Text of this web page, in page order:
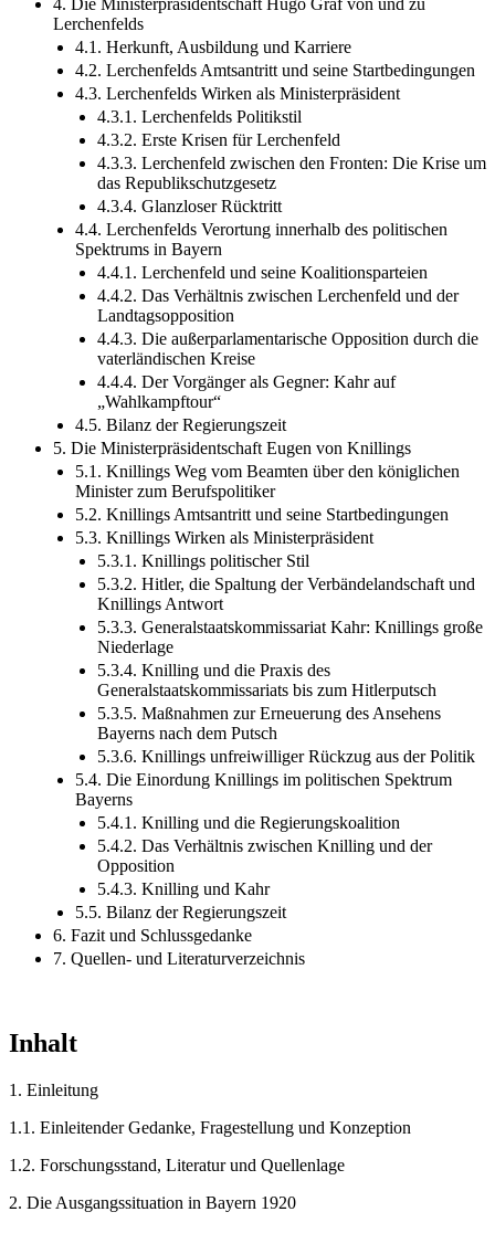
4. Die Ministerpräsidentschaft Hugo Graf von und zu
Lerchenfelds
4.1. Herkunft, Ausbildung und Karriere
4.2. Lerchenfelds Amtsantritt und seine Startbedingungen
4.3. Lerchenfelds Wirken als Ministerpräsident
4.3.1. Lerchenfelds Politikstil
4.3.2. Erste Krisen für Lerchenfeld
4.3.3. Lerchenfeld zwischen den Fronten: Die Krise um
das Republikschutzgesetz
4.3.4. Glanzloser Rücktritt
4.4. Lerchenfelds Verortung innerhalb des politischen
Spektrums in Bayern
4.4.1. Lerchenfeld und seine Koalitionsparteien
4.4.2. Das Verhältnis zwischen Lerchenfeld und der
Landtagsopposition
4.4.3. Die außerparlamentarische Opposition durch die
vaterländischen Kreise
4.4.4. Der Vorgänger als Gegner: Kahr auf
„Wahlkampftour“
4.5. Bilanz der Regierungszeit
5. Die Ministerpräsidentschaft Eugen von Knillings
5.1. Knillings Weg vom Beamten über den königlichen
Minister zum Berufspolitiker
5.2. Knillings Amtsantritt und seine Startbedingungen
5.3. Knillings Wirken als Ministerpräsident
5.3.1. Knillings politischer Stil
5.3.2. Hitler, die Spaltung der Verbändelandschaft und
Knillings Antwort
5.3.3. Generalstaatskommissariat Kahr: Knillings große
Niederlage
5.3.4. Knilling und die Praxis des
Generalstaatskommissariats bis zum Hitlerputsch
5.3.5. Maßnahmen zur Erneuerung des Ansehens
Bayerns nach dem Putsch
5.3.6. Knillings unfreiwilliger Rückzug aus der Politik
5.4. Die Einordung Knillings im politischen Spektrum
Bayerns
5.4.1. Knilling und die Regierungskoalition
5.4.2. Das Verhältnis zwischen Knilling und der
Opposition
5.4.3. Knilling und Kahr
5.5. Bilanz der Regierungszeit
6. Fazit und Schlussgedanke
7. Quellen- und Literaturverzeichnis
Inhalt
1. Einleitung
1.1. Einleitender Gedanke, Fragestellung und Konzeption
1.2. Forschungsstand, Literatur und Quellenlage
2. Die Ausgangssituation in Bayern 1920